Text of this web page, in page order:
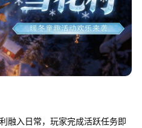
融入日常，玩家完成活跃任务即